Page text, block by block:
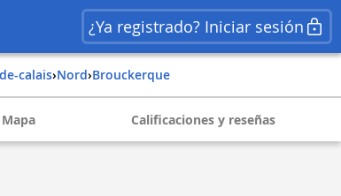
¿Ya registrado? Iniciar sesión
calais› nord› brouckerque
Mapa Calificaciones y reseñas